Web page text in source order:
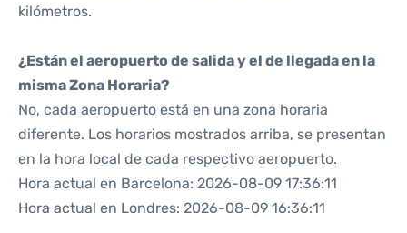
kilómetros.
¿Están el aeropuerto de salida y el de llegada en la
misma Zona Horaria?
No, cada aeropuerto está en una zona horaria
diferente. Los horarios mostrados arriba, se presentan
en la hora local de cada respectivo aeropuerto.
Hora actual en Barcelona: 2026-08-09 17:36:11
Hora actual en Londres: 2026-08-09 16:36:11